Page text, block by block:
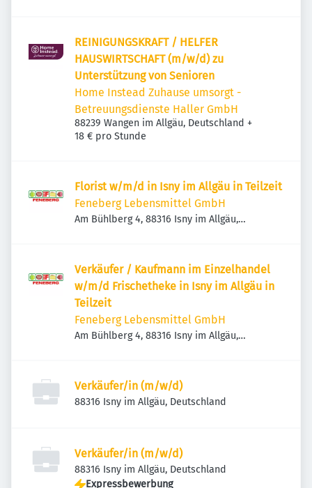
REINIGUNGSKRAFT / HELFER
HAUSWIRTSCHAFT (m/w/d) zu
Unterstützung von Senioren
Home Instead Zuhause umsorgt -
Betreuungsdienste Haller GmbH
88239 Wangen im Allgäu, Deutschland +
18 € pro Stunde
Florist w/m/d in Isny im Allgäu in Teilzeit
Feneberg Lebensmittel GmbH
Am Bühlberg 4, 88316 Isny im Allgäu,
Verkäufer / Kaufmann im Einzelhandel
w/m/d Frischetheke in Isny im Allgäu in
Teilzeit
Feneberg Lebensmittel GmbH
Am Bühlberg 4, 88316 Isny im Allgäu,
Verkäufer/in (m/w/d)
88316 Isny im Allgäu, Deutschland
Verkäufer/in (m/w/d)
88316 Isny im Allgäu, Deutschland
Expressbewerbung